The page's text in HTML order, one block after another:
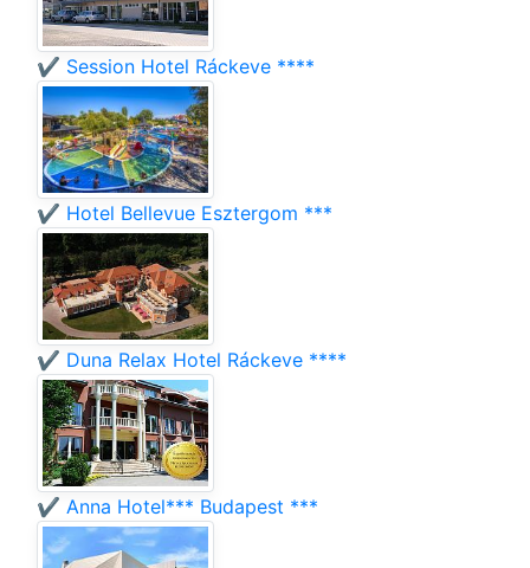
✔️ Session Hotel Ráckeve ****
✔️ Hotel Bellevue Esztergom ***
✔️ Duna Relax Hotel Ráckeve ****
✔️ Anna Hotel*** Budapest ***